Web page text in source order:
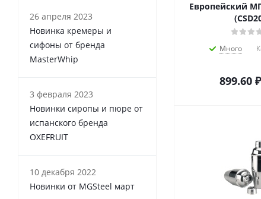
Европейский
Много
899.60₽
26 апреля 2023
Новинка кремеры и
сифоны от бренда
MasterWhip
3 февраля 2023
Новинки сиропы и пюре от
испанского бренда
OXEFRUIT
10 декабря 2022
Новинки от MGSteel март